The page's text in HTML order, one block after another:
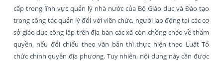
cấp trong lĩnh vực quản lý nhà nước của Bộ Giáo dục và Đào tạo
trong công tác quản lý đối với viên chức, người lao động tại các cơ
sở giáo dục công lập trên địa bàn các xã còn chồng chéo về thẩm
quyền, nếu đối chiếu theo văn bản thì thực hiện theo Luật Tổ
chức chính quyền địa phương. Tuy nhiên, nội dung này cần được